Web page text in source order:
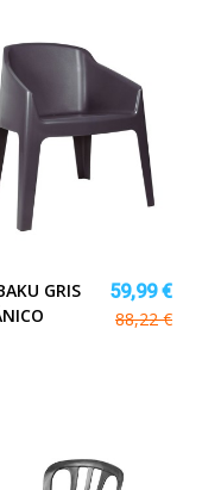
GRIS
59,99 €
88,22 €